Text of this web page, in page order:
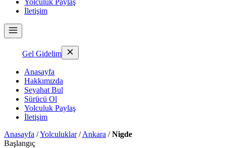
Yolculuk Paylaş
İletişim
Gel Gidelim
Anasayfa
Hakkımızda
Seyahat Bul
Sürücü Ol
Yolculuk Paylaş
İletişim
Anasayfa /Yolculuklar/Ankara /Nigde
Başlangıç